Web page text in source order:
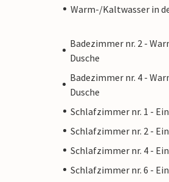
Warm-/Kaltwasser in
Badezimmer nr. 2 -
Dusche
Badezimmer nr. 4 -
Dusche
Schlafzimmer nr. 1 -
Schlafzimmer nr. 2 -
Schlafzimmer nr. 4 -
Schlafzimmer nr. 6 -